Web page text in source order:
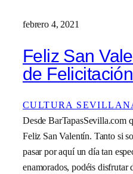
febrero 4, 2021
Feliz San
de Felicitación
CULTURA
Desde BarTapasSevilla.com
Feliz San Valentín. Tanto si
pasar por aquí un día tan
enamorados, podéis disfrutar